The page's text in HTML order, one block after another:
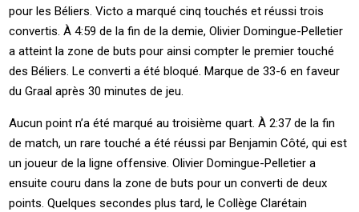
pour les Béliers. Victo a marqué cinq touchés et réussi trois
convertis. À 4:59 de la fin de la demie, Olivier Domingue-Pelletier
a atteint la zone de buts pour ainsi compter le premier touché
des Béliers. Le converti a été bloqué. Marque de 33-6 en faveur
du Graal après 30 minutes de jeu.
Aucun point n’a été marqué au troisième quart. À 2:37 de la fin
de match, un rare touché a été réussi par Benjamin Côté, qui est
un joueur de la ligne offensive. Olivier Domingue-Pelletier a
ensuite couru dans la zone de buts pour un converti de deux
points. Quelques secondes plus tard, le Collège Clarétain